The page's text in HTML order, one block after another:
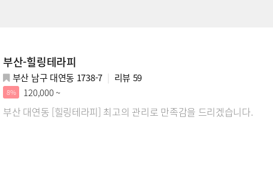
부산-힐링테라피
부산 남구 대연동 1738-7 리뷰 59
8% 120,000 ~
부산 대연동 [힐링테라피] 최고의 관리로 만족감을 드리겠습니다.